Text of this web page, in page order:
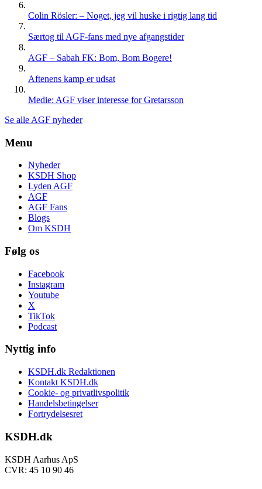
Colin Rösler: – Noget, jeg vil huske i rigtig lang tid
Særtog til AGF-fans med nye afgangstider
AGF – Sabah FK: Bom, Bom Bogere!
Aftenens kamp er udsat
Medie: AGF viser interesse for Gretarsson
Se alle AGF nyheder
Menu
Nyheder
KSDH Shop
Lyden AGF
AGF
AGF Fans
Blogs
Om KSDH
Følg os
Facebook
Instagram
Youtube
X
TikTok
Podcast
Nyttig info
KSDH.dk Redaktionen
Kontakt KSDH.dk
Cookie- og privatlivspolitik
Handelsbetingelser
Fortrydelsesret
KSDH.dk
KSDH Aarhus ApS
CVR: 45 10 90 46